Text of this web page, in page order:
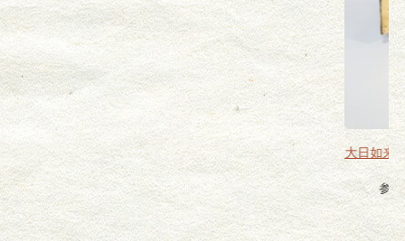
大日如来
参考